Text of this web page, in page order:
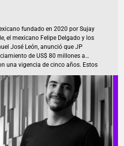
fundado en 2020 por Sujay
el mexicano Felipe Delgado y los
José León, anunció que JP
de US$ 80 millones a
una vigencia de cinco años. Estos
orgánico de la empresa.
permitirá fortalecer nuestras
obligaciones existentes y explorar
en América Latina. Es un